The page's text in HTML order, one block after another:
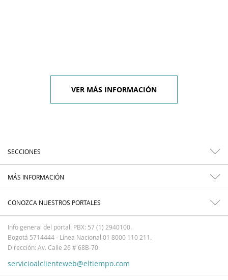
VER MÁS INFORMACIÓN
SECCIONES
MÁS INFORMACIÓN
CONOZCA NUESTROS PORTALES
Info general del portal: PBX: 57 (1) 2940100.
Bogotá 5714444 - Línea Nacional 01 8000 110 211.
Dirección: Av. Calle 26 # 68B-70.
servicioalclienteweb@eltiempo.com